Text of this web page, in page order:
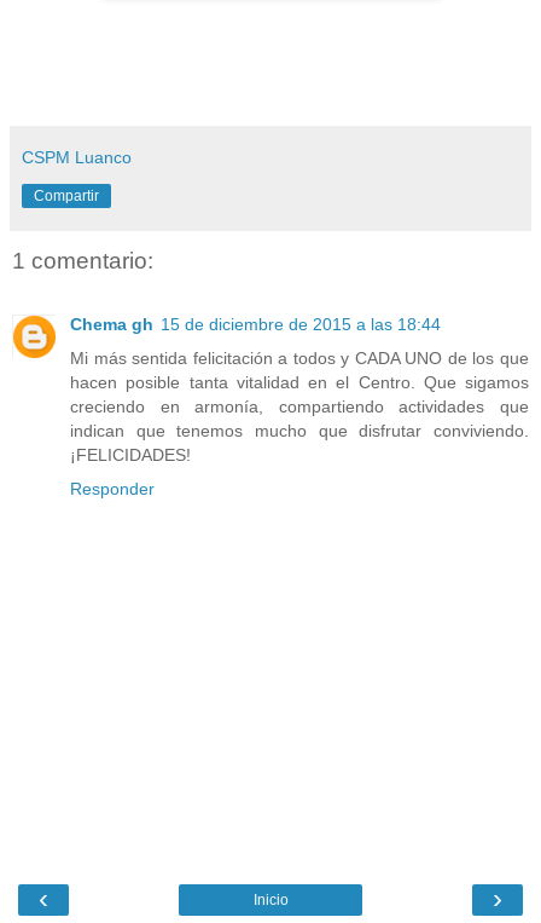
CSPM Luanco
Compartir
1 comentario:
Chema gh 15 de diciembre de 2015 a las 18:44
Mi más sentida felicitación a todos y CADA UNO de los que
hacen posible tanta vitalidad en el Centro. Que sigamos
creciendo en armonía, compartiendo actividades que
indican que tenemos mucho que disfrutar conviviendo.
¡FELICIDADES!
Responder
‹ ›
Inicio